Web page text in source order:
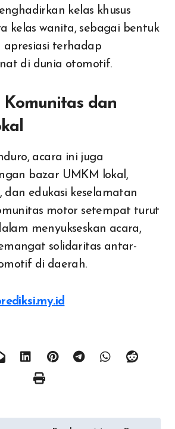
kelas khusus
kelas wanita, sebagai bentuk
apresiasi terhadap
di dunia otomotif.
Komunitas dan
acara ini juga
bazar UMKM lokal,
dan edukasi keselamatan
motor setempat turut
menyukseskan acara,
solidaritas antar-
di daerah.